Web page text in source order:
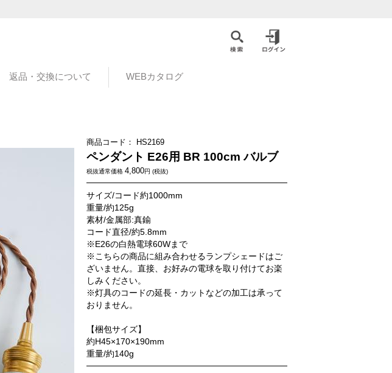
返品・交換について WEBカタログ
商品コード： HS2169
ペンダント E26用 BR 100cm バルブ
税抜通常価格 4,800円 (税抜)
サイズ/コード約1000mm
重量/約125g
素材/金属部:真鍮
コード直径/約5.8mm
※E26の白熱電球60Wまで
※こちらの商品に組み合わせるランプシェードはご
ざいません。直接、お好みの電球を取り付けてお楽
しみください。
※灯具のコードの延長・カットなどの加工は承って
おりません。
【梱包サイズ】
約H45×170×190mm
重量/約140g